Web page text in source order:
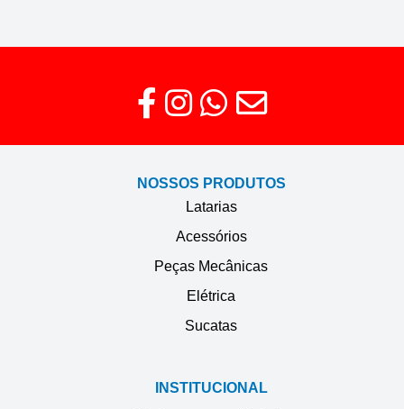
NOSSOS PRODUTOS
Latarias
Acessórios
Peças Mecânicas
Elétrica
Sucatas
INSTITUCIONAL